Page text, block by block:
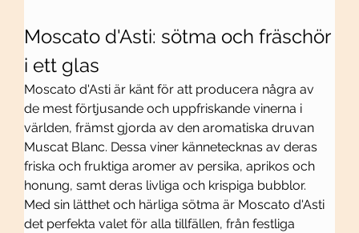
Moscato d'Asti: sötma och fräschör
i ett glas
Moscato d'Asti är känt för att producera några av
de mest förtjusande och uppfriskande vinerna i
världen, främst gjorda av den aromatiska druvan
Muscat Blanc. Dessa viner kännetecknas av deras
friska och fruktiga aromer av persika, aprikos och
honung, samt deras livliga och krispiga bubblor.
Med sin lätthet och härliga sötma är Moscato d'Asti
det perfekta valet för alla tillfällen, från festliga